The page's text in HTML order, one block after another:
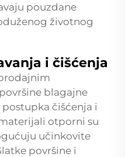
pouzdane
životnog
i čišćenja
blagajne
čišćenja i
otporni su
učinkovite
površine i